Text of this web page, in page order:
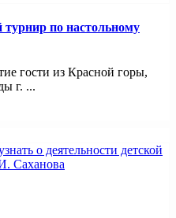
по настольному
гости из Красной горы,
г. ...